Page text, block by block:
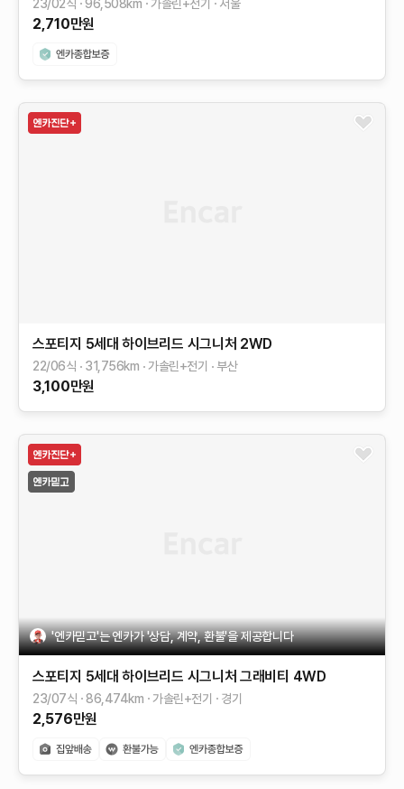
23/02식 96,508km 가솔린+전기 서울
2,710만원
스포티지 5세대 하이브리드 시그니처 2WD
22/06식 31,756km 가솔린+전기 부산
3,100만원
'엔카믿고'는 엔카가 '상담, 계약, 환불'을 제공합니다
스포티지 5세대 하이브리드 시그니처 그래비티 4WD
23/07식 86,474km 가솔린+전기 경기
2,576만원